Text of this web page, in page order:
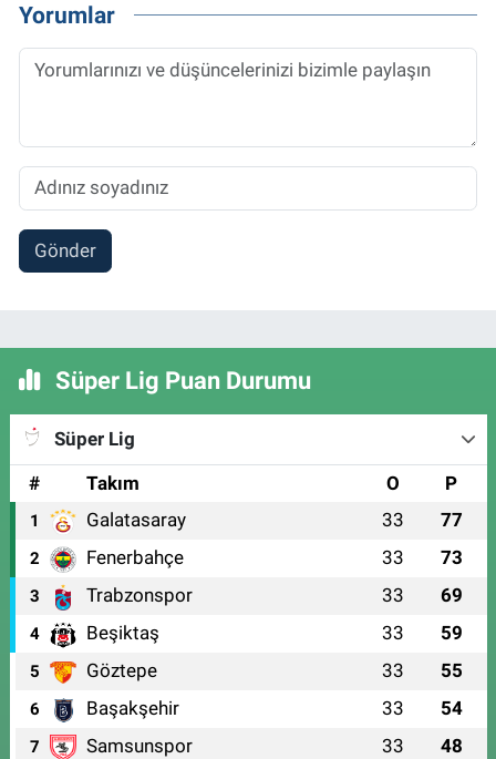
Yorumlar
Gönder
Süper Lig Puan Durumu
Süper Lig
#
Takım O P
1 Galatasaray 33 77
2 Fenerbahçe 33 73
3 Trabzonspor 33 69
4 Beşiktaş 33 59
5 Göztepe 33 55
6 Başakşehir 33 54
7 Samsunspor 33 48